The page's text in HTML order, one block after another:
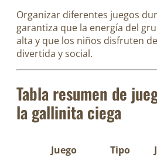
Organizar diferentes juegos
garantiza que la energía del
alta y que los niños disfruten
divertida y social.
Tabla resumen de
la gallinita ciega
Juego Tipo